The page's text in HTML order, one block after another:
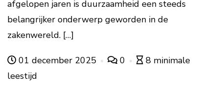
afgelopen jaren is duurzaamheid een steeds
belangrijker onderwerp geworden in de
zakenwereld. […]
01 december 2025 0
8 minimale
leestijd